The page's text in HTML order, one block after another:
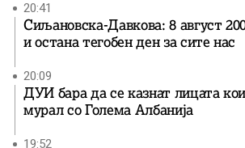
20:41
Сиљановска-Давкова: 8 август
и остана тегобен ден за сите нас
20:09
ДУИ бара да се казнат лицата
мурал со Голема Албанија
19:52